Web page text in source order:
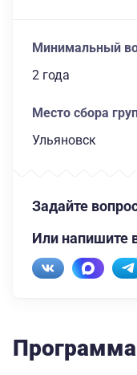
Минимальный
2 года
Место сбора
Ульяновск
Задайте
Или напишите